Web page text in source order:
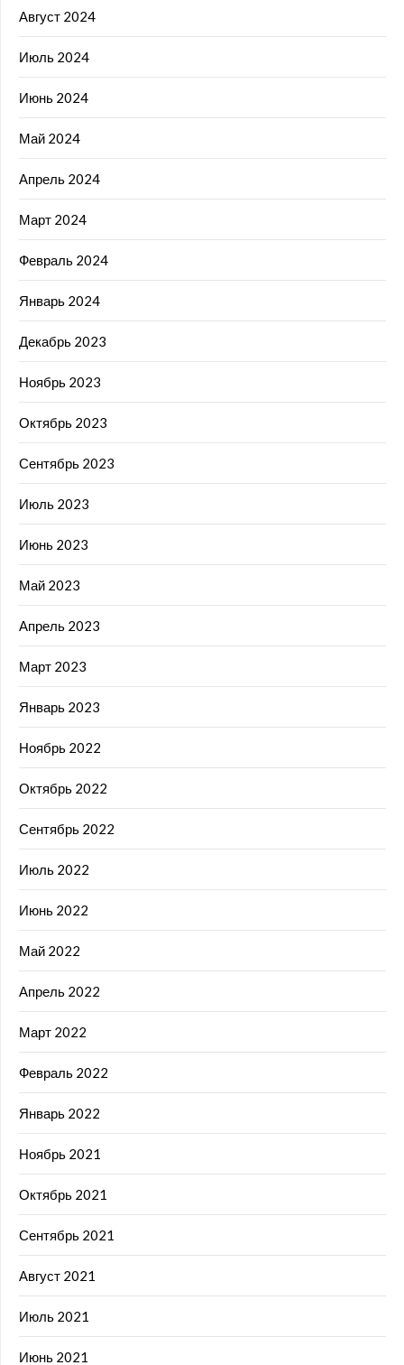
Август 2024
Июль 2024
Июнь 2024
Май 2024
Апрель 2024
Март 2024
Февраль 2024
Январь 2024
Декабрь 2023
Ноябрь 2023
Октябрь 2023
Сентябрь 2023
Июль 2023
Июнь 2023
Май 2023
Апрель 2023
Март 2023
Январь 2023
Ноябрь 2022
Октябрь 2022
Сентябрь 2022
Июль 2022
Июнь 2022
Май 2022
Апрель 2022
Март 2022
Февраль 2022
Январь 2022
Ноябрь 2021
Октябрь 2021
Сентябрь 2021
Август 2021
Июль 2021
Июнь 2021